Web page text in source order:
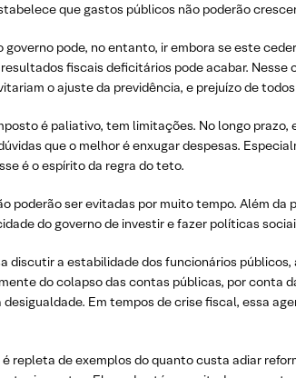
que gastos públicos não poderão
governo pode, no entanto, ir embora se este
fiscais deficitários pode acabar.
o ajuste da previdência, e prejuízo de
é paliativo, tem limitações. No longo
que o melhor é enxugar despesas.
é o espírito da regra do teto.
poderão ser evitadas por muito tempo. Além
do governo de investir e fazer políticas
discutir a estabilidade dos funcionários
do colapso das contas públicas, por conta
Em tempos de crise fiscal, essa
repleta de exemplos do quanto custa adiar